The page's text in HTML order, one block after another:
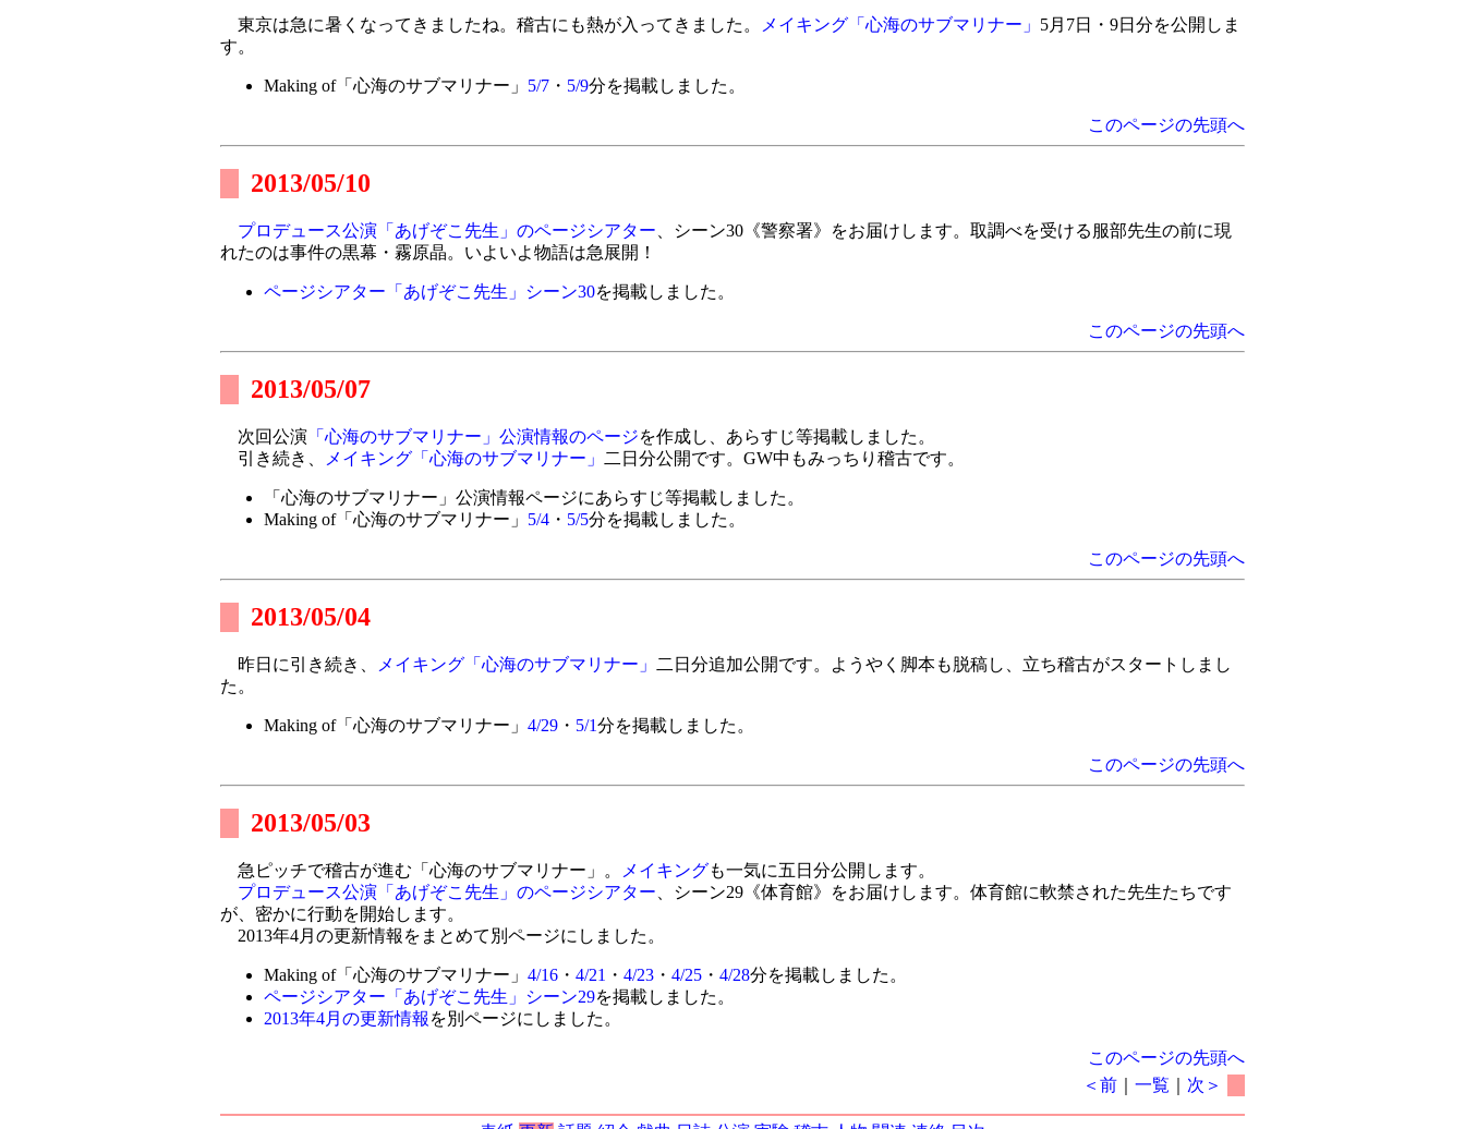
東京は急に暑くなってきましたね。稽古にも熱が入ってきました。 メイキング「心海のサブマリナー」 5月7日・9日分を公開しま
す。
Making of「心海のサブマリナー」 5/7・ 5/9分を掲載しました。
このページの先頭へ
2013/05/10
プロデュース公演「あげぞこ先生」のページシアター 、シーン30《警察署》をお届けします。取調べを受ける服部先生の前に現
れたのは事件の黒幕・霧原晶。いよいよ物語は急展開！
ページシアター「あげぞこ先生」シーン30を掲載しました。
このページの先頭へ
2013/05/07
次回公演「心海のサブマリナー」公演情報のページを作成し、あらすじ等掲載しました。
引き続き、
メイキング「心海のサブマリナー」 二日分公開です。GW中もみっちり稽古です。
「心海のサブマリナー」公演情報ページにあらすじ等掲載しました。
Making of「心海のサブマリナー」 5/4・ 5/5分を掲載しました。
このページの先頭へ
2013/05/04
昨日に引き続き、 メイキング「心海のサブマリナー」
二日分追加公開です。ようやく脚本も脱稿し、立ち稽古がスタートしまし
た。
Making of「心海のサブマリナー」 4/29・ 5/1分を掲載しました。
このページの先頭へ
2013/05/03
急ピッチで稽古が進む「心海のサブマリナー」。 メイキングも一気に五日分公開します。
プロデュース公演「あげぞこ先生」のページシアター 、シーン29《体育館》をお届けします。体育館に軟禁された先生たちです
が、密かに行動を開始します。
2013年4月の更新情報をまとめて別ページにしました。
Making of「心海のサブマリナー」 4/16・ 4/21 ・ 4/23・ 4/25・ 4/28分を掲載しました。
ページシアター「あげぞこ先生」シーン29を掲載しました。
2013年4月の更新情報 を別ページにしました。
このページの先頭へ
＜前 ｜一覧 次＞